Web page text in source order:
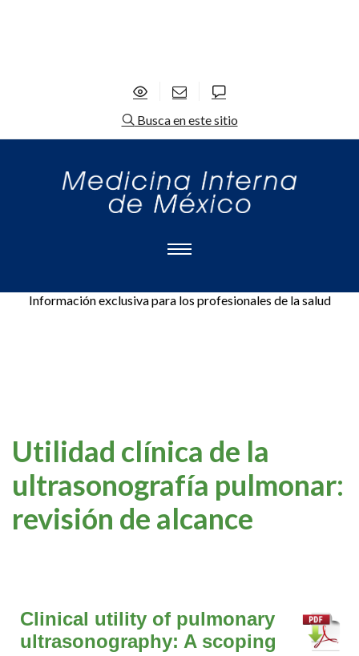
Busca en este sitio
Información exclusiva para los profesionales de la salud
Utilidad clínica de la
ultrasonografía pulmonar:
revisión de alcance
Clinical utility of pulmonary
ultrasonography: A scoping